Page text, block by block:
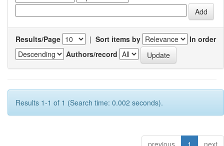
Results/Page | Sort items by
In order
Authors/record
Results 1-1 of 1 (Search time: 0.002 seconds).
previous 1 next